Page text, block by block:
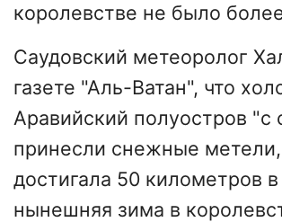
королевстве не было
Саудовский метеоролог
газете "Аль-Ватан", что
Аравийский полуостров "с
принесли снежные метели,
достигала 50 километров в
нынешняя зима в